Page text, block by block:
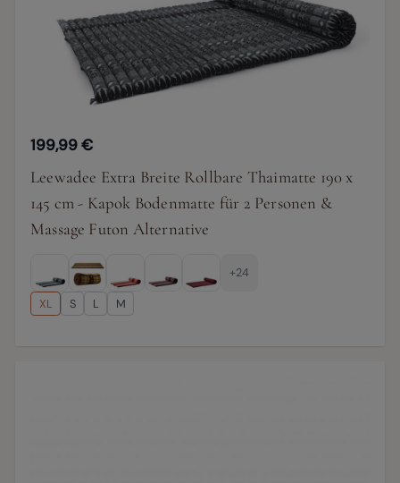
199,99 €
Leewadee Extra Breite Rollbare Thaimatte 190 x
145 cm - Kapok Bodenmatte für 2 Personen &
Massage Futon Alternative
+24
XL S L M